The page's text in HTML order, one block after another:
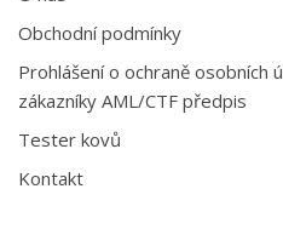
Obchodní podmínky
Prohlášení o ochraně osobních
zákazníky AML/CTF předpis
Tester kovů
Kontakt